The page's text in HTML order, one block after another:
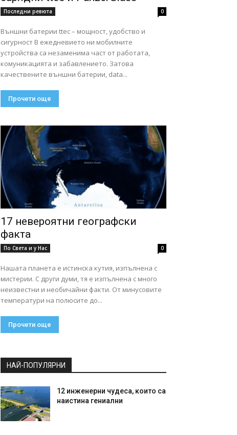
Последни ревюта 0
Външни батерии ttec – мощност, удобство и
сигурност В ежедневието ни мобилните
устройства са незаменима част от работата,
комуникацията и забавлението. Затова
качествените външни батерии, data...
Прочети още
17 невероятни географски
факта
По Света и у Нас 0
Нашата планета е истинска кутия, изпълнена с
мистерии. С други думи, тя е изпълнена с много
неизвестни и необичайни факти. От минусовите
температури на полюсите до...
Прочети още
НАЙ-ПОПУЛЯРНИ
12 инженерни чудеса, които са
наистина гениални